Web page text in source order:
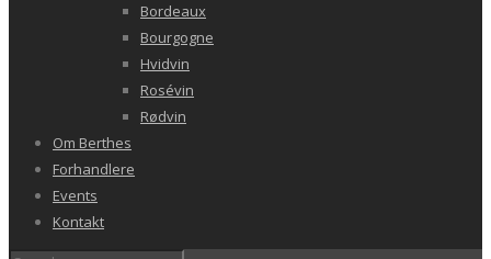
Bordeaux
Bourgogne
Hvidvin
Rosévin
Rødvin
Om Berthes
Forhandlere
Events
Kontakt